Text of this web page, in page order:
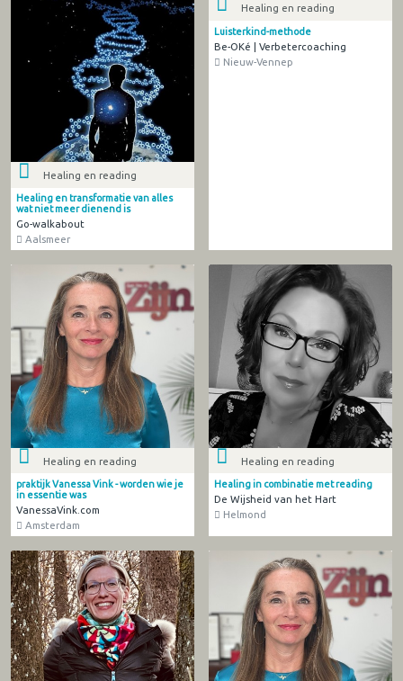
Healing en reading
Healing en transformatie van alles
wat niet meer dienend is
Go-walkabout
Aalsmeer
Healing en reading
Luisterkind-methode
Be-OKé | Verbetercoaching
Nieuw-Vennep
Healing en reading
praktijk Vanessa Vink - worden wie je
in essentie was
VanessaVink.com
Amsterdam
Healing en reading
Healing in combinatie met reading
De Wijsheid van het Hart
Helmond